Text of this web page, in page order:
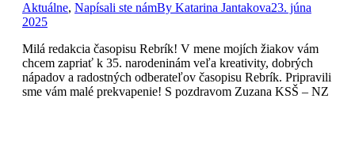
Aktuálne, Napísali ste námBy Katarina Jantakova23. júna
2025
Milá redakcia časopisu Rebrík! V mene mojích žiakov vám
chcem zapriať k 35. narodeninám veľa kreativity, dobrých
nápadov a radostných odberateľov časopisu Rebrík. Pripravili
sme vám malé prekvapenie! S pozdravom Zuzana KSŠ – NZ